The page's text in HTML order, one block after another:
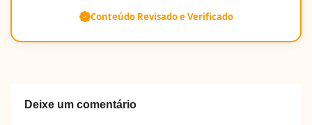
Conteúdo Revisado e Verificado
Deixe um comentário